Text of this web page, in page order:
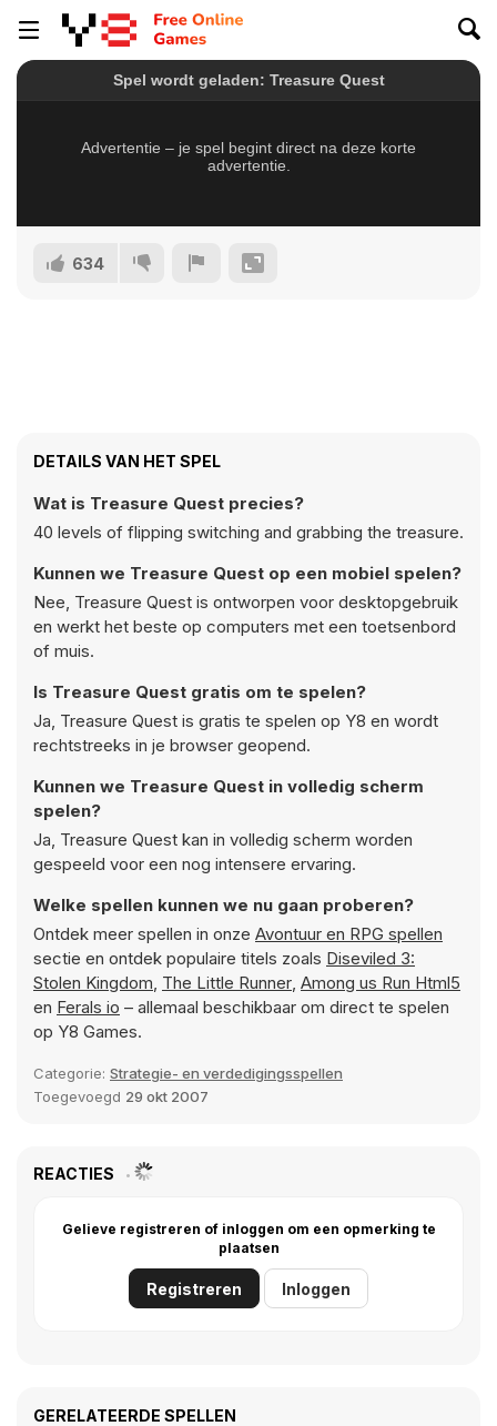
634
DETAILS VAN HET SPEL
Wat is Treasure Quest precies?
40 levels of flipping switching and grabbing the treasure.
Kunnen we Treasure Quest op een mobiel spelen?
Nee, Treasure Quest is ontworpen voor desktopgebruik
en werkt het beste op computers met een toetsenbord
of muis.
Is Treasure Quest gratis om te spelen?
Ja, Treasure Quest is gratis te spelen op Y8 en wordt
rechtstreeks in je browser geopend.
Kunnen we Treasure Quest in volledig scherm
spelen?
Ja, Treasure Quest kan in volledig scherm worden
gespeeld voor een nog intensere ervaring.
Welke spellen kunnen we nu gaan proberen?
Ontdek meer spellen in onze Avontuur en RPG spellen
sectie en ontdek populaire titels zoals Diseviled 3:
Stolen Kingdom, The Little Runner, Among us Run Html5
en Ferals io – allemaal beschikbaar om direct te spelen
op Y8 Games.
Categorie: Strategie- en verdedigingsspellen
Toegevoegd 29 okt 2007
REACTIES
Gelieve registreren of inloggen om een opmerking te
plaatsen
Registreren Inloggen
GERELATEERDE SPELLEN